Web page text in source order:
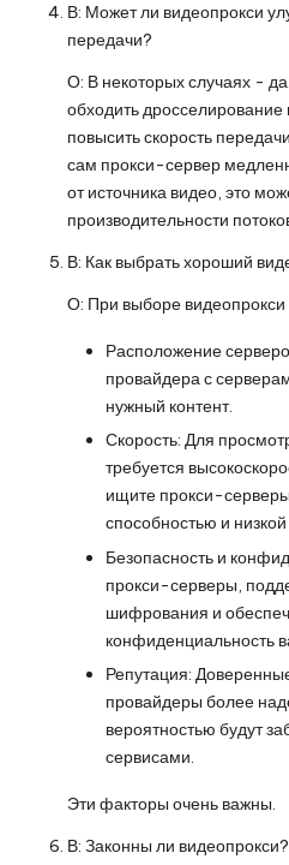
В: Может ли видеопрокси
передачи?
О: В некоторых случаях -
обходить
повысить скорость
сам прокси-сервер
от источника видео, это
производительности
В: Как выбрать хороший
О: При выборе видеопрокси
Расположение
провайдера с
нужный контент.
Скорость: Для
требуется
ищите прокси-
способностью и
Безопасность и
прокси-серверы,
шифрования и
конфиденциальность
Репутация:
провайдеры более
вероятностью будут
сервисами.
Эти факторы очень важны.
В: Законны ли видеопрокси?